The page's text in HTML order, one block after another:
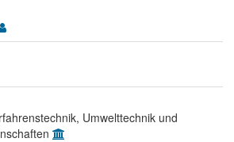
Umwelttechnik und